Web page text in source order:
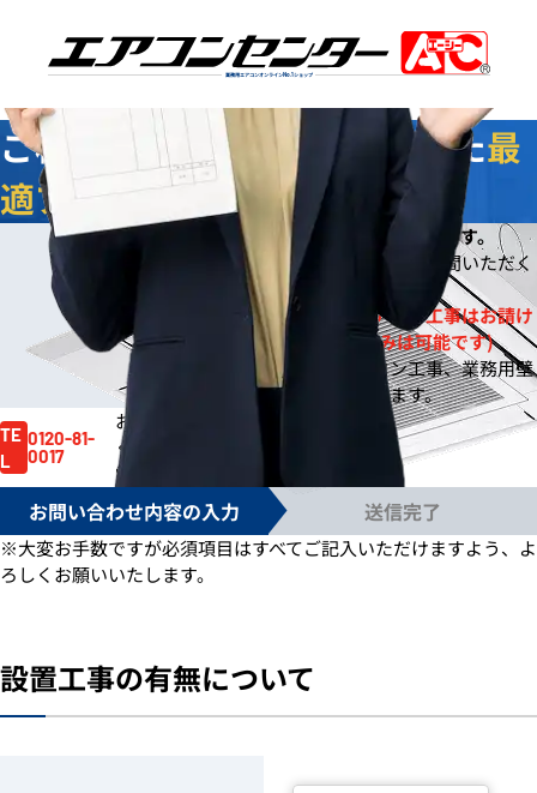
業務用エアコンオンラインNo.1ショップ
ご相談 無料 ！お客様に合わせた最
適プラン
をご提案します
今なら ※お見積りをご提出いたします。
※ご依頼の規模によりご案内までお時間いただく
場合もございます。
※一般住宅への壁掛ルームエアコン工事はお請け
しておりません。(機器販売のみは可能です)
※事務所や店舗のルームエアコン工事、業務用壁
掛エアコン工事は対応しております。
TE
L
0120-81-
0017
お見積り依頼はお電話でも賜ります。お気軽にご依頼
ください。
電話受付時間 /
お問い合わせ内容の入力 送信完了
※大変お手数ですが必須項目はすべてご記入いただけますよう、よ
ろしくお願いいたします。
設置工事の有無について